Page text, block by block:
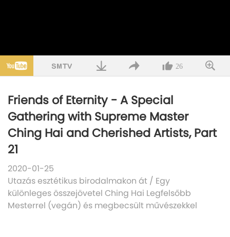
26
Friends of Eternity - A Special
Gathering with Supreme Master
Ching Hai and Cherished Artists, Part
21
2020-01-25
Utazás esztétikus birodalmakon át / Egy
különleges összejövetel Ching Hai Legfelsőbb
Mesterrel (vegán) és megbecsült művészekkel